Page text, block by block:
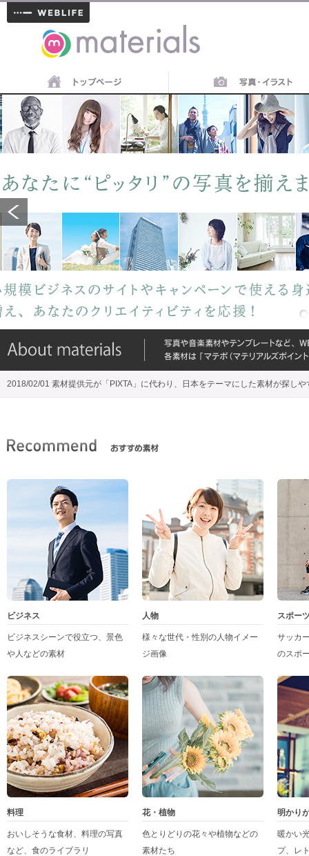
materials
2018/02/01 素材提供元が「PIXTA」に代わり、日本をテーマにした素材が探しや
ビジネス
ビジネスシーンで役立つ、景色
や人などの素材
人物
様々な世代・性別の人物イメー
ジ画像
スポー
サッカ
のスポ
料理
おいしそうな食材、料理の写真
など、食のライブラリ
花・植物
色とりどりの花々や植物などの
素材たち
明かり
暖かい
プ、レ